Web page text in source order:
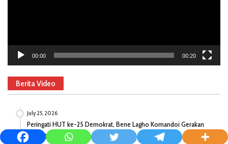
00:00 00:20
Berita Video
July 25, 2026
Peringati HUT ke-25 Demokrat, Bene Lagho Komandoi Gerakan
Langit Biru di Kabupaten Ngada